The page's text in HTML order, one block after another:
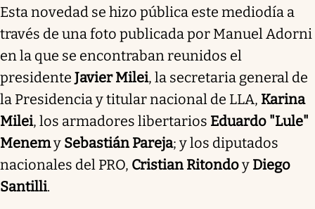
Esta novedad se hizo pública este mediodía a
través de una foto publicada por Manuel Adorni
en la que se encontraban reunidos el
presidente Javier Milei, la secretaria general de
la Presidencia y titular nacional de LLA, Karina
Milei, los armadores libertarios Eduardo "Lule"
Menemy Sebastián Pareja; y los diputados
nacionales del PRO, Cristian Ritondoy Diego
Santilli.